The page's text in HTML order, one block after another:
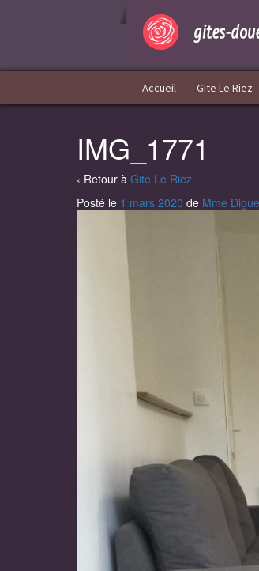
Accueil Gite Le Riez
IMG_1771
‹ Retour à Gite Le Riez
Posté le 1 mars 2020 de Mme